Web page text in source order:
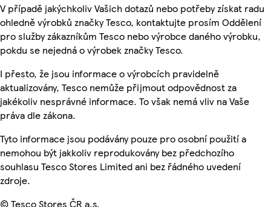
V případě jakýchkoliv Vašich dotazů nebo potřeby získat radu
ohledně výrobků značky Tesco, kontaktujte prosím Oddělení
pro služby zákazníkům Tesco nebo výrobce daného výrobku,
pokdu se nejedná o výrobek značky Tesco.
I přesto, že jsou informace o výrobcích pravidelně
aktualizovány, Tesco nemůže přijmout odpovědnost za
jakékoliv nesprávné informace. To však nemá vliv na Vaše
práva dle zákona.
Tyto informace jsou podávány pouze pro osobní použití a
nemohou být jakkoliv reprodukovány bez předchozího
souhlasu Tesco Stores Limited ani bez řádného uvedení
zdroje.
© Tesco Stores ČR a.s.